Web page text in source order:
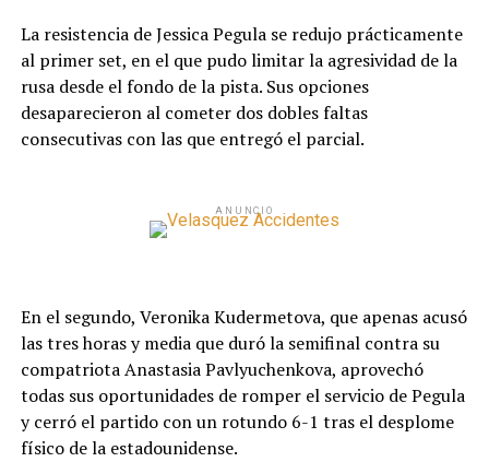
La resistencia de Jessica Pegula se redujo prácticamente
al primer set, en el que pudo limitar la agresividad de la
rusa desde el fondo de la pista. Sus opciones
desaparecieron al cometer dos dobles faltas
consecutivas con las que entregó el parcial.
ANUNCIO
En el segundo, Veronika Kudermetova, que apenas acusó
las tres horas y media que duró la semifinal contra su
compatriota Anastasia Pavlyuchenkova, aprovechó
todas sus oportunidades de romper el servicio de Pegula
y cerró el partido con un rotundo 6-1 tras el desplome
físico de la estadounidense.